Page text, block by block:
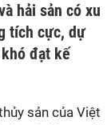
hải sản có xu
tích cực, dự
đạt kế
sản của Việt